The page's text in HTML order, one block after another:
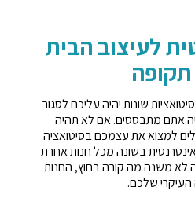
לעיצוב הבית
תקופה
שונות יהיה עליכם לסגור
אתם מתבססים. אם לא תהיה
למצוא את עצמכם בסיטואציה
בשונה מכל חנות אחרת
לא משנה מה קורה בחוץ, החנות
שלכם.